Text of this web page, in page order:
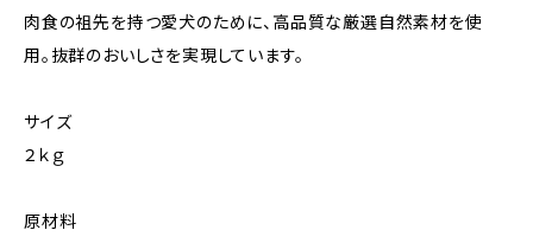
肉食の祖先を持つ愛犬のために、高品質な厳選自然素材を使
用。抜群のおいしさを実現しています。
サイズ
２ｋｇ
原材料